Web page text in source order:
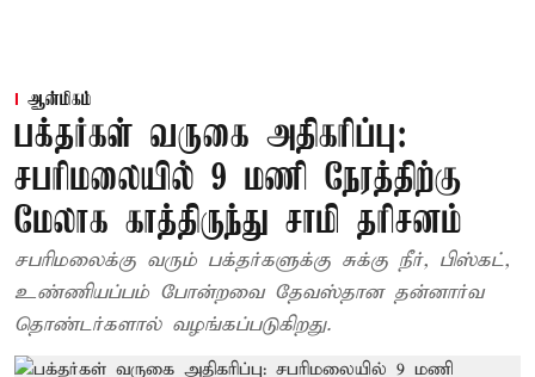
ஆன்மிகம்
பக்தர்கள் வருகை அதிகரிப்பு:
சபரிமலையில் 9 மணி நேரத்திற்கு
மேலாக காத்திருந்து சாமி தரிசனம்
சபரிமலைக்கு வரும் பக்தர்களுக்கு சுக்கு நீர், பிஸ்கட்,
உண்ணியப்பம் போன்றவை தேவஸ்தான தன்னார்வ
தொண்டர்களால் வழங்கப்படுகிறது.